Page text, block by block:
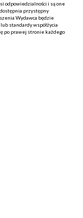
odpowiedzialności i są one
przystępny
Wydawca będzie
standardy współżycia
po prawej stronie każdego